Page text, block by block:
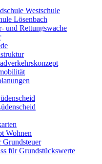
Westschule
Lösenbach
und Rettungswache
Wohnen
Grundsteuer
für Grundstückswerte